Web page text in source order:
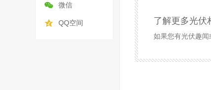
微信
QQ空间 了解更多光伏
如果您有光伏趣